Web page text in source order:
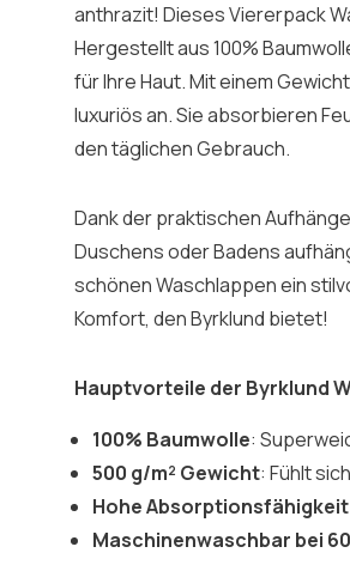
anthrazit! Dieses Viererpack
Hergestellt aus 100%
für Ihre Haut. Mit einem
luxuriös an. Sie absorbieren
den täglichen Gebrauch.
Dank der praktischen
Duschens oder Badens
schönen Waschlappen ein
Komfort, den Byrklund bietet!
Hauptvorteile der Byrklund
100% Baumwolle:
500 g/m² Gewicht: Fühlt
Hohe Absorptionsfähigkeit
Maschinenwaschbar bei